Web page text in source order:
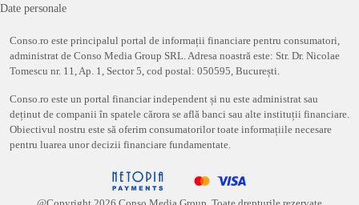
Date personale
Conso.ro este principalul portal de informații financiare pentru consumatori,
administrat de Conso Media Group SRL. Adresa noastră este: Str. Dr. Nicolae
Tomescu nr. 11, Ap. 1, Sector 5, cod postal: 050595, București.
Conso.ro este un portal financiar independent și nu este administrat sau
deținut de companii în spatele cărora se află banci sau alte instituții financiare.
Obiectivul nostru este să oferim consumatorilor toate informațiile necesare
pentru luarea unor decizii financiare fundamentate.